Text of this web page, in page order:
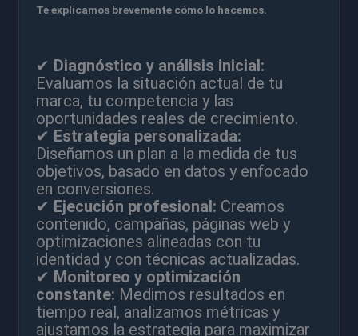
Te explicamos brevemente cómo lo hacemos.
✔ Diagnóstico y análisis inicial:
Evaluamos la situación actual de tu
marca, tu competencia y las
oportunidades reales de crecimiento.
✔ Estrategia personalizada:
Diseñamos un plan a la medida de tus
objetivos, basado en datos y enfocado
en conversiones.
✔ Ejecución profesional: Creamos
contenido, campañas, páginas web y
optimizaciones alineadas con tu
identidad y con técnicas actualizadas.
✔ Monitoreo y optimización
constante: Medimos resultados en
tiempo real, analizamos métricas y
ajustamos la estrategia para maximizar